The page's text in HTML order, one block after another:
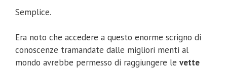
Semplice.
Era noto che accedere a questo enorme scrigno di
conoscenze tramandate dalle migliori menti al
mondo avrebbe permesso di raggiungere le vette